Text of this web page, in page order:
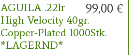
99,00 €
AGUILA .22lr
High Velocity 40gr.
Copper-Plated 1000Stk.
*LAGERND*